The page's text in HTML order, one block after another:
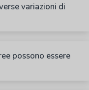
variazioni di
possono essere